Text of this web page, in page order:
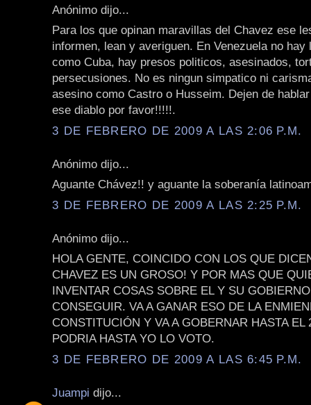
Anónimo dijo...
Para los que opinan maravillas del Chavez ese
informen, lean y averiguen. En Venezuela no hay
como Cuba, hay presos politicos, asesinados,
persecusiones. No es ningun simpatico ni
asesino como Castro o Husseim. Dejen de
ese diablo por favor!!!!!.
3 DE FEBRERO DE 2009 A LAS 2:06 P.M.
Anónimo dijo...
Aguante Chávez!! y aguante la soberanía
3 DE FEBRERO DE 2009 A LAS 2:25 P.M.
Anónimo dijo...
HOLA GENTE, COINCIDO CON LOS QUE
CHAVEZ ES UN GROSO! Y POR MAS QUE
INVENTAR COSAS SOBRE EL Y SU
CONSEGUIR. VA A GANAR ESO DE LA
CONSTITUCIÓN Y VA A GOBERNAR HASTA EL
PODRIA HASTA YO LO VOTO.
3 DE FEBRERO DE 2009 A LAS 6:45 P.M.
Juampi dijo...